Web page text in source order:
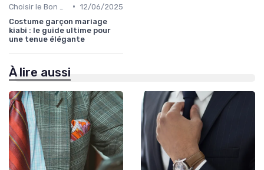
• 12/06/2025
Costume garçon mariage
kiabi : le guide ultime pour
une tenue élégante
À lire aussi